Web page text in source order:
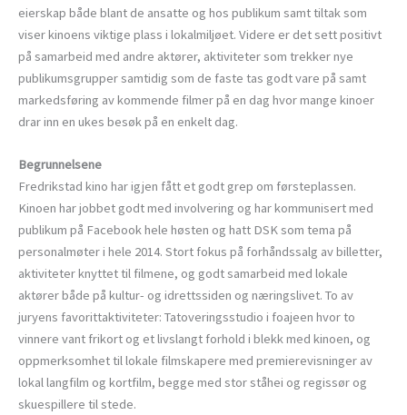
eierskap både blant de ansatte og hos publikum samt tiltak som
viser kinoens viktige plass i lokalmiljøet. Videre er det sett positivt
på samarbeid med andre aktører, aktiviteter som trekker nye
publikumsgrupper samtidig som de faste tas godt vare på samt
markedsføring av kommende filmer på en dag hvor mange kinoer
drar inn en ukes besøk på en enkelt dag.
Begrunnelsene
Fredrikstad kino har igjen fått et godt grep om førsteplassen.
Kinoen har jobbet godt med involvering og har kommunisert med
publikum på Facebook hele høsten og hatt DSK som tema på
personalmøter i hele 2014. Stort fokus på forhåndssalg av billetter,
aktiviteter knyttet til filmene, og godt samarbeid med lokale
aktører både på kultur- og idrettssiden og næringslivet. To av
juryens favorittaktiviteter: Tatoveringsstudio i foajeen hvor to
vinnere vant frikort og et livslangt forhold i blekk med kinoen, og
oppmerksomhet til lokale filmskapere med premierevisninger av
lokal langfilm og kortfilm, begge med stor ståhei og regissør og
skuespillere til stede.